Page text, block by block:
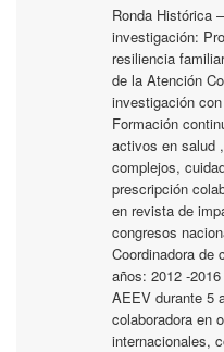
Ronda Histórica
investigación:
resiliencia
de la Atención
investigación
Formación
activos en salud
complejos,
prescripción
en revista de
congresos
Coordinadora de
años: 2012 -
AEEV durante 5
colaboradora en
internacionales,